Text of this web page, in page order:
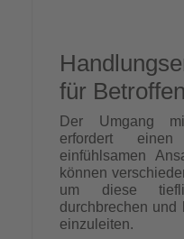
für
Der Umgang
erfordert einen
einfühlsamen
können
um diese
durchbrechen und
einzuleiten.